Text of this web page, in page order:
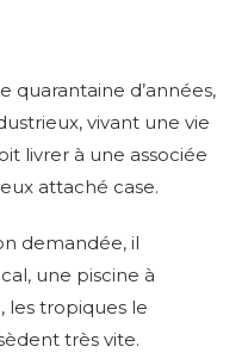
quarantaine d’années,
vivant une vie
livrer à une associée
attaché case.
demandée, il
une piscine à
les tropiques le
très vite.